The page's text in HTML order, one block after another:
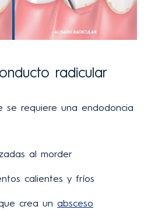
radicular
se requiere una endodoncia
al morder
calientes y fríos
crea un absceso